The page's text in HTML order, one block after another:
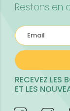
Restons en
RECEVEZ LES
ET LES